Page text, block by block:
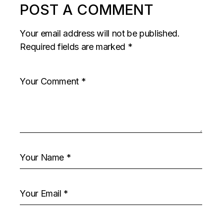
POST A COMMENT
Your email address will not be published.
Required fields are marked *